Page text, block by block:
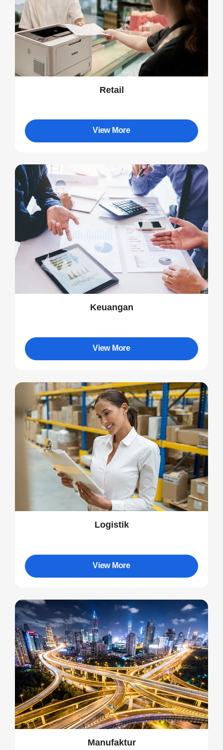
Retail
View More
Keuangan
View More
Logistik
View More
Manufaktur